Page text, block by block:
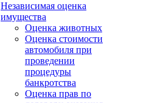
Независимая оценка
имущества
Оценка животных
Оценка стоимости
автомобиля при
проведении
процедуры
банкротства
Оценка прав по